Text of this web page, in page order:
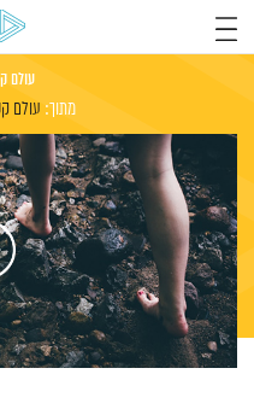
עולם קטן
מתוך: עולם